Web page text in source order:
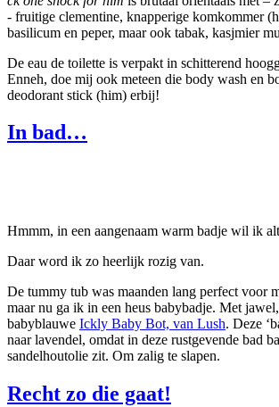
- fruitige clementine, knapperige komkommer
basilicum en peper, maar ook tabak, kasjmier
De eau de toilette is verpakt in schitterend
Enneh, doe mij ook meteen die body wash en
deodorant stick (him) erbij!
In bad…
Hmmm, in een aangenaam warm badje wil ik
Daar word ik zo heerlijk rozig van.
De tummy tub was maanden lang perfect voor
maar nu ga ik in een heus babybadje. Met
babyblauwe Ickly Baby Bot, van Lush. Deze
naar lavendel, omdat in deze rustgevende bad
sandelhoutolie zit. Om zalig te slapen.
Recht zo die gaat!